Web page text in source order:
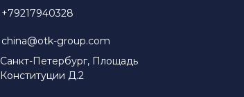
+79217940328
china@otk-group.com
Санкт-Петербург, Площадь
Конституции Д.2